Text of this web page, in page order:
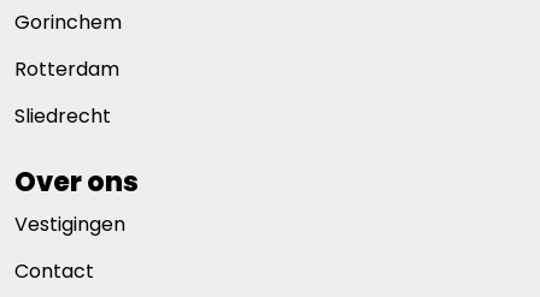
Gorinchem
Rotterdam
Sliedrecht
Over ons
Vestigingen
Contact